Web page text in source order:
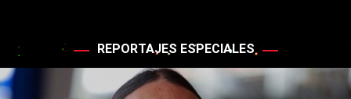
REPORTAJES ESPECIALES